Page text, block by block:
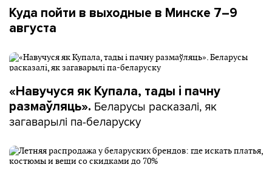
Куда пойти в выходные в Минске 7–9
августа
«Навучуся як Купала, тады і пачну
размаўляць». Беларусы расказалі, як
загаварылі па-беларуску